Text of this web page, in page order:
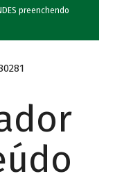
preenchendo